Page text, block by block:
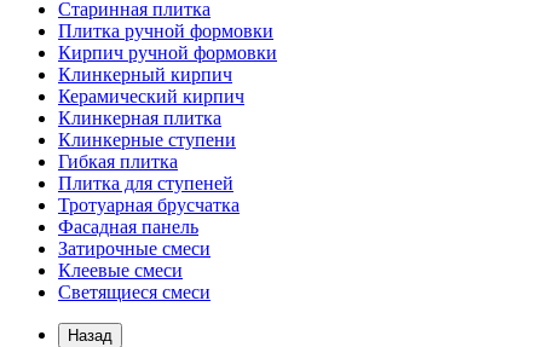
Старинная плитка
Плитка ручной формовки
Кирпич ручной формовки
Клинкерный кирпич
Керамический кирпич
Клинкерная плитка
Клинкерные ступени
Гибкая плитка
Плитка для ступеней
Тротуарная брусчатка
Фасадная панель
Затирочные смеси
Клеевые смеси
Светящиеся смеси
Назад